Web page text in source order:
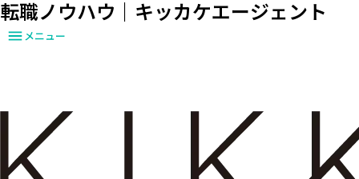
転職ノウハウ｜キッカケエージェント
メニュー